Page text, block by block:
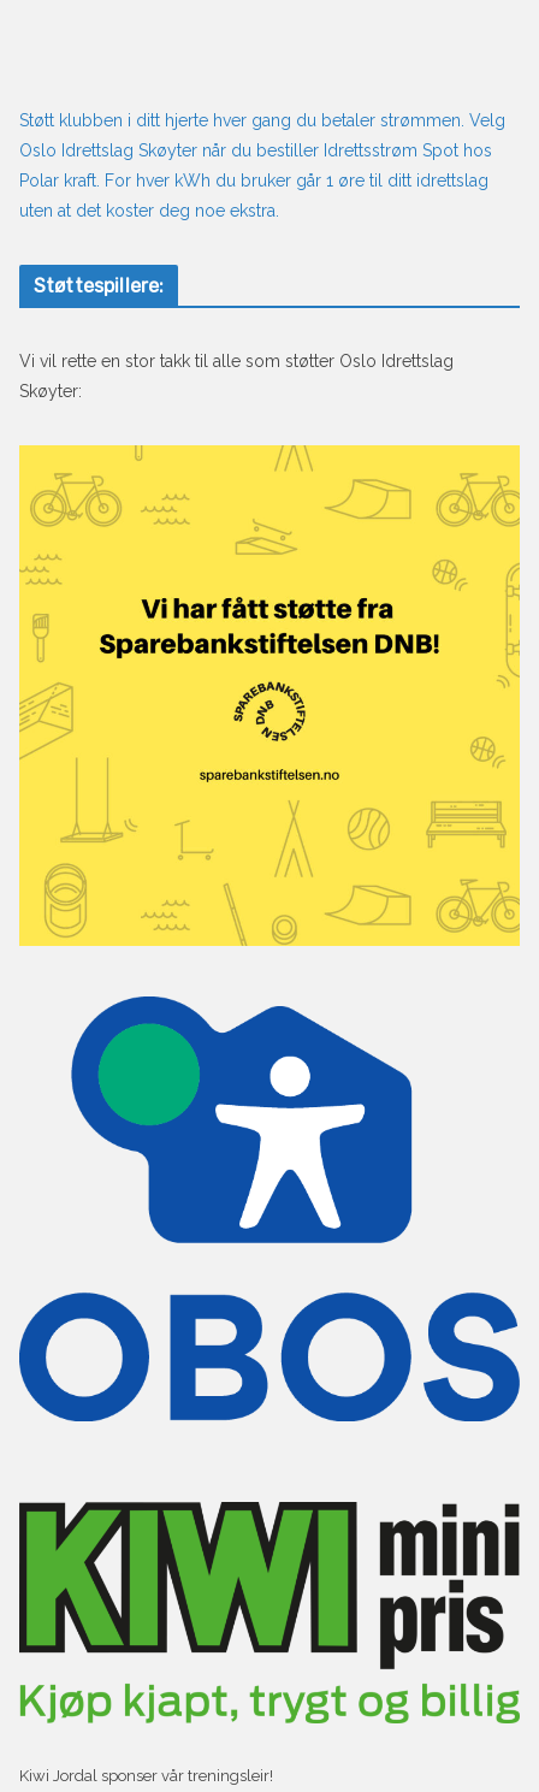
Støtt klubben i ditt hjerte hver gang du betaler strømmen. Velg
Oslo Idrettslag Skøyter når du bestiller Idrettsstrøm Spot hos
Polar kraft. For hver kWh du bruker går 1 øre til ditt idrettslag
uten at det koster deg noe ekstra.
Støttespillere:
Vi vil rette en stor takk til alle som støtter Oslo Idrettslag
Skøyter:
Kiwi Jordal sponser vår treningsleir!